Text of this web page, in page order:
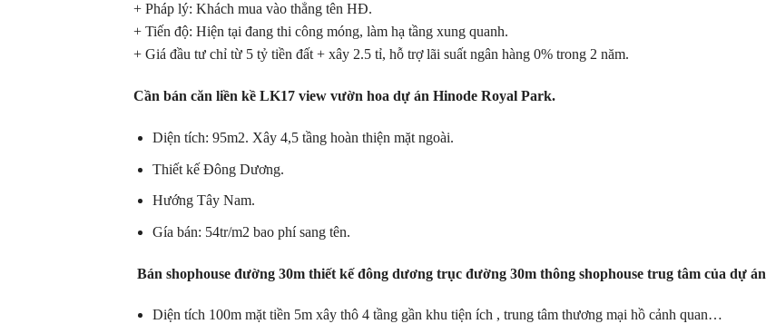
+ Pháp lý: Khách mua vào thẳng tên HĐ.
+ Tiến độ: Hiện tại đang thi công móng, làm hạ tầng xung quanh.
+ Giá đầu tư chỉ từ 5 tỷ tiền đất + xây 2.5 tỉ, hỗ trợ lãi suất ngân hàng 0% trong 2 năm.
Cần bán căn liền kề LK17 view vườn hoa dự án Hinode Royal Park.
Diện tích: 95m2. Xây 4,5 tầng hoàn thiện mặt ngoài.
Thiết kế Đông Dương.
Hướng Tây Nam.
Gía bán: 54tr/m2 bao phí sang tên.
Bán shophouse đường 30m thiết kế đông dương trục đường 30m thông shophouse trug tâm của dự án
Diện tích 100m mặt tiền 5m xây thô 4 tầng gần khu tiện ích , trung tâm thương mại hồ cảnh quan…